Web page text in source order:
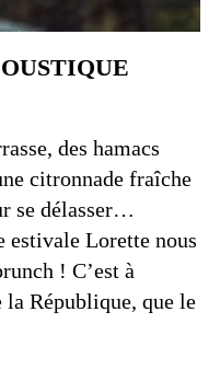
des hamacs
citronnade fraîche
se délasser…
estivale Lorette nous
! C’est à
la République, que le